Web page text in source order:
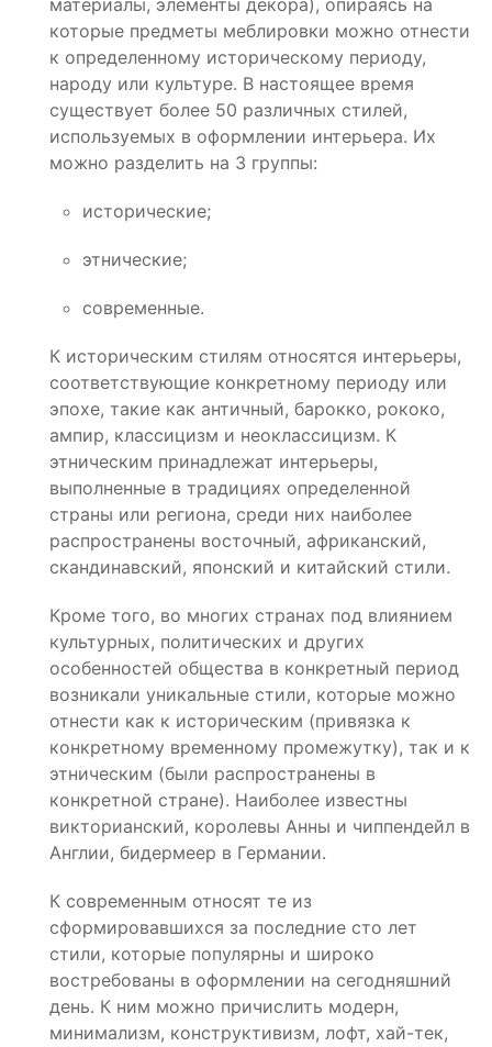
материалы, элементы декора), опираясь на
которые предметы меблировки можно отнести
к определенному историческому периоду,
народу или культуре. В настоящее время
существует более 50 различных стилей,
используемых в оформлении интерьера. Их
можно разделить на 3 группы:
исторические;
этнические;
современные.
К историческим стилям относятся интерьеры,
соответствующие конкретному периоду или
эпохе, такие как античный, барокко, рококо,
ампир, классицизм и неоклассицизм. К
этническим принадлежат интерьеры,
выполненные в традициях определенной
страны или региона, среди них наиболее
распространены восточный, африканский,
скандинавский, японский и китайский стили.
Кроме того, во многих странах под влиянием
культурных, политических и других
особенностей общества в конкретный период
возникали уникальные стили, которые можно
отнести как к историческим (привязка к
конкретному временному промежутку), так и к
этническим (были распространены в
конкретной стране). Наиболее известны
викторианский, королевы Анны и чиппендейл в
Англии, бидермеер в Германии.
К современным относят те из
сформировавшихся за последние сто лет
стили, которые популярны и широко
востребованы в оформлении на сегодняшний
день. К ним можно причислить модерн,
минимализм, конструктивизм, лофт, хай-тек,